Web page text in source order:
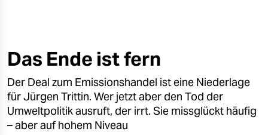
öko
gesellschaft
kultur
sport
Das Ende ist fern
Der Deal zum Emissionshandel ist eine Niederlage
für Jürgen Trittin. Wer jetzt aber den Tod der
Umweltpolitik ausruft, der irrt. Sie missglückt häufig
– aber auf hohem Niveau